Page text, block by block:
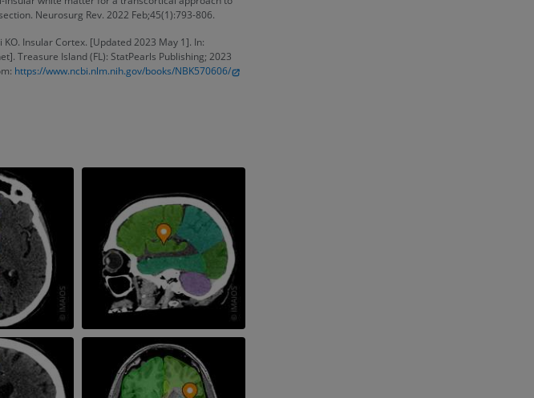
Neurosurg Rev. 2022 Feb;45(1):793-806.
KO. Insular Cortex. [Updated 2023 May 1]. In:
Treasure Island (FL): StatPearls Publishing; 2023
https://www.ncbi.nlm.nih.gov/books/NBK570606/